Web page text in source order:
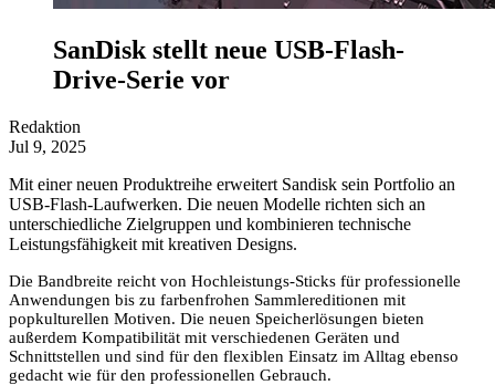
SanDisk stellt neue USB-Flash-
Drive-Serie vor
Redaktion
Jul 9, 2025
Mit einer neuen Produktreihe erweitert Sandisk sein Portfolio an
USB-Flash-Laufwerken. Die neuen Modelle richten sich an
unterschiedliche Zielgruppen und kombinieren technische
Leistungsfähigkeit mit kreativen Designs.
Die Bandbreite reicht von Hochleistungs-Sticks für professionelle
Anwendungen bis zu farbenfrohen Sammlereditionen mit
popkulturellen Motiven. Die neuen Speicherlösungen bieten
außerdem Kompatibilität mit verschiedenen Geräten und
Schnittstellen und sind für den flexiblen Einsatz im Alltag ebenso
gedacht wie für den professionellen Gebrauch.